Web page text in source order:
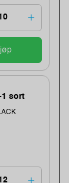
1 sort